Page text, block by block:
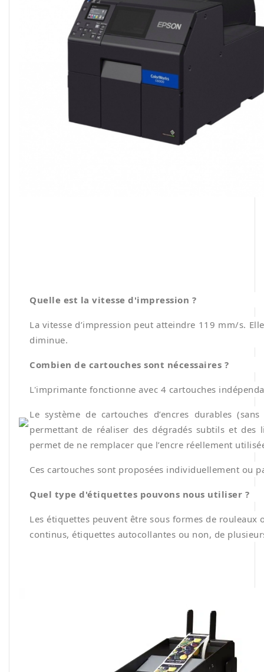
Quelle est la vitesse d'impression ?
La vitesse d’impression peut atteindre 119 mm/s.
diminue.
Combien de cartouches sont nécessaires ?
L'imprimante fonctionne avec 4 cartouches
Le système de cartouches d’encres durables
permettant de réaliser des dégradés subtils et des
permet de ne remplacer que l’encre réellement
Ces cartouches sont proposées individuellement ou
Quel type d'étiquettes pouvons nous utiliser ?
Les étiquettes peuvent être sous formes de
continus, étiquettes autocollantes ou non, de